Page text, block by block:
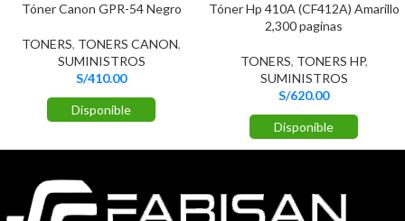
Tóner Canon GPR-54 Negro
TONERS, TONERS CANON,
SUMINISTROS
S/410.00
Disponible
Tóner Hp 410A (CF412A) Amarillo
2,300 paginas
TONERS, TONERS HP,
SUMINISTROS
S/620.00
Disponible